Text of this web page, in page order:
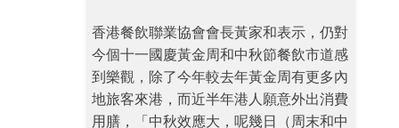
香港餐飲聯業協會會長黃家和表示，仍對
今個十一國慶黃金周和中秋節餐飲市道感
到樂觀，除了今年較去年黃金周有更多內
地旅客來港，而近半年港人願意外出消費
用膳，「中秋效應大，呢幾日（周末和中